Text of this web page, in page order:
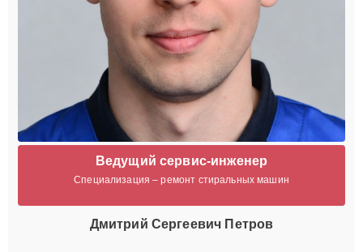
Ведущий сервис-инженер
Специализация – ремонт стиральных машин
Дмитрий Сергеевич Петров